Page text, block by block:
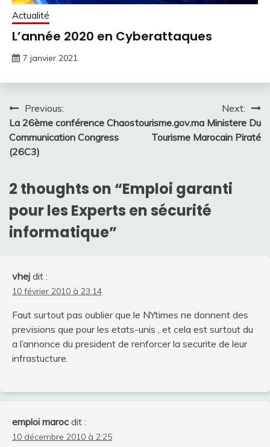
Actualité
L’année 2020 en Cyberattaques
7 janvier 2021
Navigation
de
l’article
Previous:
La 26ème conférence Chaos
Communication Congress
(26C3)
Next:
tourisme.gov.ma Ministere Du
Tourisme Marocain Piraté
2 thoughts on “Emploi garanti
pour les Experts en sécurité
informatique”
vhej dit :
10 février 2010 à 23:14
Faut surtout pas oublier que le NYtimes ne donnent des
previsions que pour les etats-unis , et cela est surtout du
a l’annonce du president de renforcer la securite de leur
infrastucture.
emploi maroc dit :
10 décembre 2010 à 2:25